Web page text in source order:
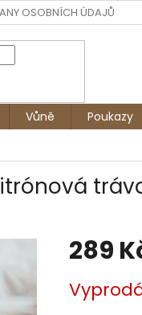
OSOBNÍCH ÚDAJŮ
Vůně Poukazy
289
cena: